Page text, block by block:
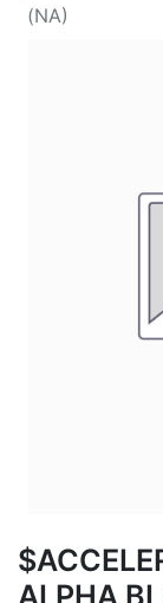
(NA)
ALPHA